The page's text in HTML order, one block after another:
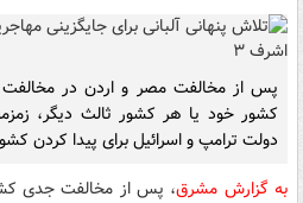
پس از مخالفت مصر و اردن در مخالفت
کشور خود یا هر کشور ثالث دیگر،
دولت ترامپ و اسرائیل برای پیدا کردن
به گزارش مشرق، پس از مخالفت جدی